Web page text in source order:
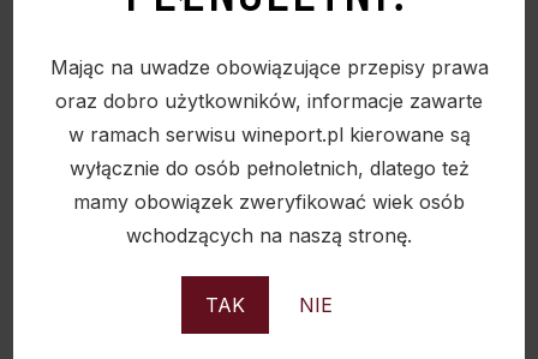
Mając na uwadze obowiązujące przepisy prawa
oraz dobro użytkowników, informacje zawarte
w ramach serwisu wineport.pl kierowane są
wyłącznie do osób pełnoletnich, dlatego też
mamy obowiązek zweryfikować wiek osób
wchodzących na naszą stronę.
TAK NIE